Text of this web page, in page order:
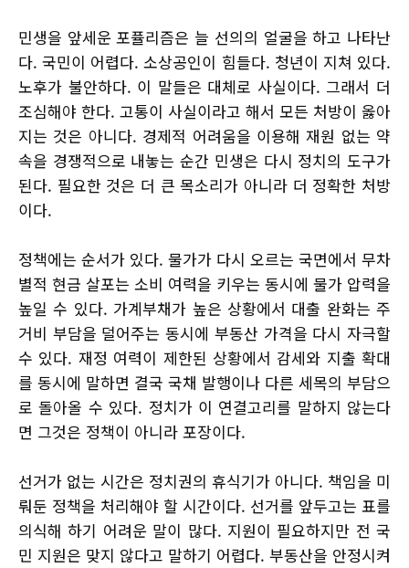
민생을 앞세운 포퓰리즘은 늘 선의의 얼굴을 하고 나타난
다. 국민이 어렵다. 소상공인이 힘들다. 청년이 지쳐 있다.
노후가 불안하다. 이 말들은 대체로 사실이다. 그래서 더
조심해야 한다. 고통이 사실이라고 해서 모든 처방이 옳아
지는 것은 아니다. 경제적 어려움을 이용해 재원 없는 약
속을 경쟁적으로 내놓는 순간 민생은 다시 정치의 도구가
된다. 필요한 것은 더 큰 목소리가 아니라 더 정확한 처방
이다.
정책에는 순서가 있다. 물가가 다시 오르는 국면에서 무차
별적 현금 살포는 소비 여력을 키우는 동시에 물가 압력을
높일 수 있다. 가계부채가 높은 상황에서 대출 완화는 주
거비 부담을 덜어주는 동시에 부동산 가격을 다시 자극할
수 있다. 재정 여력이 제한된 상황에서 감세와 지출 확대
를 동시에 말하면 결국 국채 발행이나 다른 세목의 부담으
로 돌아올 수 있다. 정치가 이 연결고리를 말하지 않는다
면 그것은 정책이 아니라 포장이다.
선거가 없는 시간은 정치권의 휴식기가 아니다. 책임을 미
뤄둔 정책을 처리해야 할 시간이다. 선거를 앞두고는 표를
의식해 하기 어려운 말이 많다. 지원이 필요하지만 전 국
민 지원은 맞지 않다고 말하기 어렵다. 부동산을 안정시켜